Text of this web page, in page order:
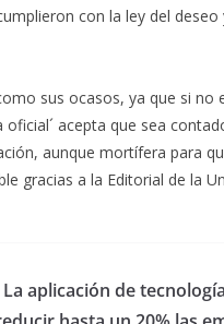
con la ley del deseo
sus ocasos, ya que si no
acepta que sea
aunque mortífera para
gracias a la Editorial de la
La aplicación de